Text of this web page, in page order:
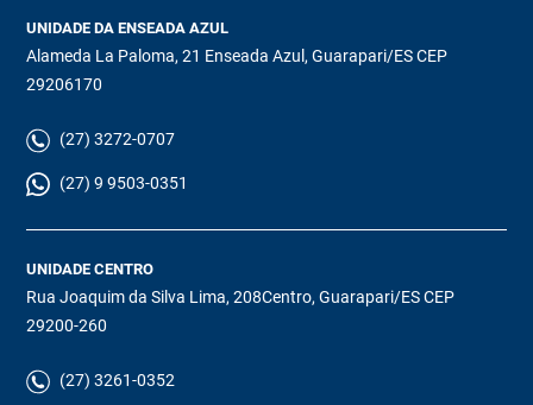
UNIDADE DA ENSEADA AZUL
Alameda La Paloma, 21 Enseada Azul, Guarapari/ES CEP
29206170
(27) 3272-0707
(27) 9 9503-0351
UNIDADE CENTRO
Rua Joaquim da Silva Lima, 208Centro, Guarapari/ES CEP
29200-260
(27) 3261-0352